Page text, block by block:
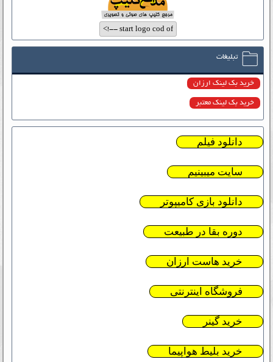
تبلیغات
خرید بک لینک ارزان
خرید بک لینک معتبر
دانلود فیلم
سایت میبینیم
دانلود بازی کامیپوتر
دوره بقا در طبیعت
خرید هاست ارزان
فروشگاه اینترنتی
خرید گینر
خرید بلیط هواپیما